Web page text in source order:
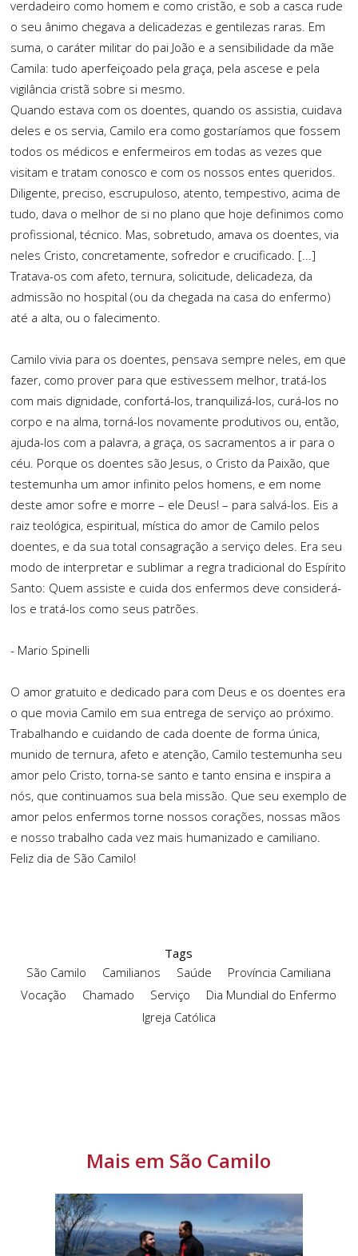
verdadeiro como homem e como cristão, e sob a casca rude
o seu ânimo chegava a delicadezas e gentilezas raras. Em
suma, o caráter militar do pai João e a sensibilidade da mãe
Camila: tudo aperfeiçoado pela graça, pela ascese e pela
vigilância cristã sobre si mesmo.
Quando estava com os doentes, quando os assistia, cuidava
deles e os servia, Camilo era como gostaríamos que fossem
todos os médicos e enfermeiros em todas as vezes que
visitam e tratam conosco e com os nossos entes queridos.
Diligente, preciso, escrupuloso, atento, tempestivo, acima de
tudo, dava o melhor de si no plano que hoje definimos como
profissional, técnico. Mas, sobretudo, amava os doentes, via
neles Cristo, concretamente, sofredor e crucificado. [...]
Tratava-os com afeto, ternura, solicitude, delicadeza, da
admissão no hospital (ou da chegada na casa do enfermo)
até a alta, ou o falecimento.
Camilo vivia para os doentes, pensava sempre neles, em que
fazer, como prover para que estivessem melhor, tratá-los
com mais dignidade, confortá-los, tranquilizá-los, curá-los no
corpo e na alma, torná-los novamente produtivos ou, então,
ajuda-los com a palavra, a graça, os sacramentos a ir para o
céu. Porque os doentes são Jesus, o Cristo da Paixão, que
testemunha um amor infinito pelos homens, e em nome
deste amor sofre e morre – ele Deus! – para salvá-los. Eis a
raiz teológica, espiritual, mística do amor de Camilo pelos
doentes, e da sua total consagração a serviço deles. Era seu
modo de interpretar e sublimar a regra tradicional do Espírito
Santo: Quem assiste e cuida dos enfermos deve considerá-
los e tratá-los como seus patrões.
- Mario Spinelli
O amor gratuito e dedicado para com Deus e os doentes era
o que movia Camilo em sua entrega de serviço ao próximo.
Trabalhando e cuidando de cada doente de forma única,
munido de ternura, afeto e atenção, Camilo testemunha seu
amor pelo Cristo, torna-se santo e tanto ensina e inspira a
nós, que continuamos sua bela missão. Que seu exemplo de
amor pelos enfermos torne nossos corações, nossas mãos
e nosso trabalho cada vez mais humanizado e camiliano.
Feliz dia de São Camilo!
Tags
São Camilo
Camilianos Saúde
Província Camiliana
Vocação
Chamado Serviço
Dia Mundial do Enfermo
Igreja Católica
Mais em São Camilo